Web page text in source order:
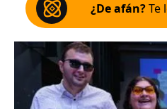
¿De afán?Te